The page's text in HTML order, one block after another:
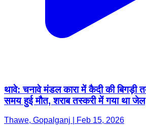
थावे: चनावे मंडल कारा में कैदी की बिगड़ी
समय हुई मौत, शराब तस्करी में गया था जेल
Thawe, Gopalganj | Feb 15, 2026